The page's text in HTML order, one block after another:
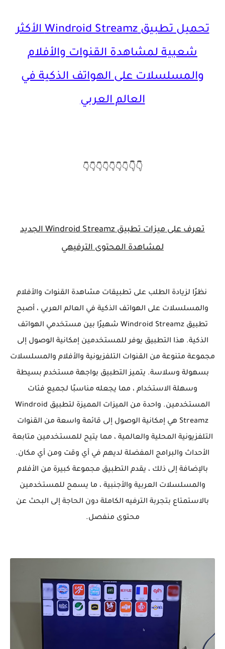
تحميل تطبيق Windroid Streamz الأكثر
شعبية لمشاهدة القنوات والأفلام
والمسلسلات على الهواتف الذكية في
العالم العربي
👇👇
👇👇👇👇👇👇👇
تعرف على ميزات تطبيق Windroid Streamz الجديد
لمشاهدة المحتوى الترفيهي
نظرًا لزيادة الطلب على تطبيقات مشاهدة القنوات والأفلام
والمسلسلات على الهواتف الذكية في العالم العربي ، أصبح
تطبيق Windroid Streamz شهيرًا بين مستخدمي الهواتف
الذكية. هذا التطبيق يوفر للمستخدمين إمكانية الوصول إلى
مجموعة متنوعة من القنوات التلفزيونية والأفلام والمسلسلات
بسهولة وسلاسة. يتميز التطبيق بواجهة مستخدم بسيطة
وسهلة الاستخدام ، مما يجعله مناسبًا لجميع فئات
المستخدمين. واحدة من الميزات المميزة لتطبيق Windroid
Streamz هي إمكانية الوصول إلى قائمة واسعة من القنوات
التلفزيونية المحلية والعالمية ، مما يتيح للمستخدمين متابعة
الأحداث والبرامج المفضلة لديهم في أي وقت ومن أي مكان.
بالإضافة إلى ذلك ، يقدم التطبيق مجموعة كبيرة من الأفلام
والمسلسلات العربية والأجنبية ، ما يسمح للمستخدمين
بالاستمتاع بتجربة الترفيه الكاملة دون الحاجة إلى البحث عن
محتوى منفصل.